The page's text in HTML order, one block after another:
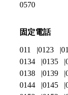
0570
固定電話
011 0123
0134
0135
0138
0139
0144
0145